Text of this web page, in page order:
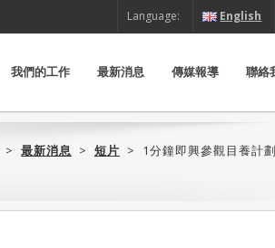
Language: English
我們的工作 最新消息 傳媒報導 聯絡
> 最新消息 > 短片 > 1分鐘即興參觀目養計